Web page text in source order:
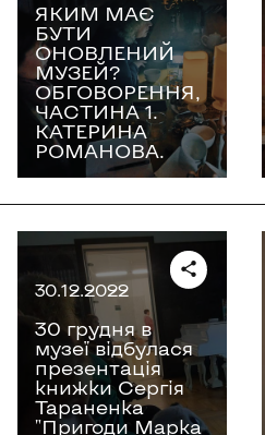
ЯКИМ МАЄ
БУТИ
ОНОВЛЕНИЙ
МУЗЕЙ?
ОБГОВОРЕННЯ,
ЧАСТИНА 1.
КАТЕРИНА
РОМАНОВА.
30.12.2022
30 грудня в
музеї відбулася
презентація
книжки Сергія
Тараненка
"Пригоди Марка